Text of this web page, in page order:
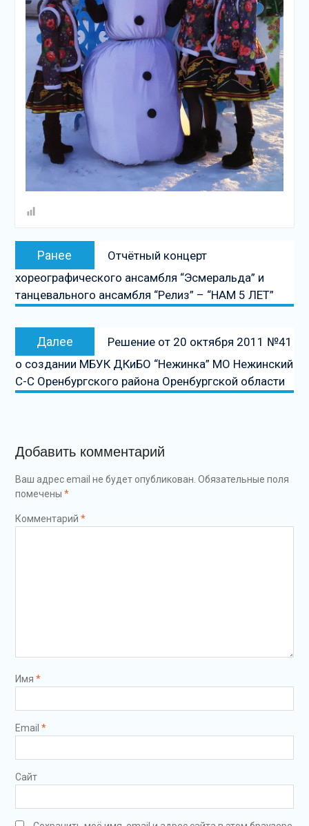
Навигация
записям
Ранее
запись:
Отчётный концерт
хореографического ансамбля “Эсмеральда” и
танцевального ансамбля “Релиз” – “НАМ 5 ЛЕТ”
Далее
запись
Решение от 20 октября 2011 №41
о создании МБУК ДКиБО “Нежинка” МО Нежинский
С-С Оренбургского района Оренбургской области
Добавить комментарий
Ваш адрес email не будет опубликован. Обязательные поля
помечены *
Комментарий *
Имя *
Email *
Сайт